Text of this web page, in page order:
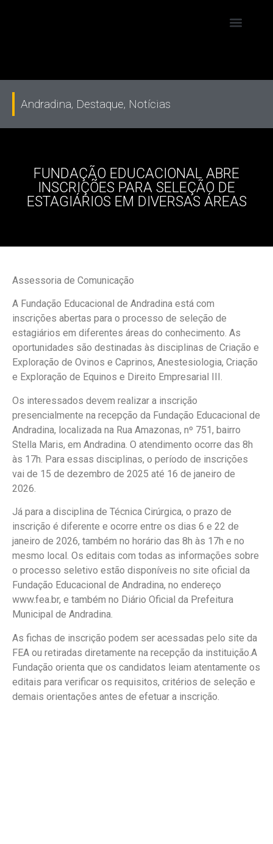
Andradina, Destaque, Notícias
FUNDAÇÃO EDUCACIONAL ABRE
INSCRIÇÕES PARA SELEÇÃO DE
ESTAGIÁRIOS EM DIVERSAS ÁREAS
Assessoria de Comunicação
A Fundação Educacional de Andradina está com
inscrições abertas para o processo de seleção de
estagiários em diferentes áreas do conhecimento. As
oportunidades são destinadas às disciplinas de Criação e
Exploração de Ovinos e Caprinos, Anestesiologia, Criação
e Exploração de Equinos e Direito Empresarial III.
Os interessados devem realizar a inscrição
presencialmente na recepção da Fundação Educacional de
Andradina, localizada na Rua Amazonas, nº 751, bairro
Stella Maris, em Andradina. O atendimento ocorre das 8h
às 17h. Para essas disciplinas, o período de inscrições
vai de 15 de dezembro de 2025 até 16 de janeiro de
2026.
Já para a disciplina de Técnica Cirúrgica, o prazo de
inscrição é diferente e ocorre entre os dias 6 e 22 de
janeiro de 2026, também no horário das 8h às 17h e no
mesmo local. Os editais com todas as informações sobre
o processo seletivo estão disponíveis no site oficial da
Fundação Educacional de Andradina, no endereço
www.fea.br, e também no Diário Oficial da Prefeitura
Municipal de Andradina.
As fichas de inscrição podem ser acessadas pelo site da
FEA ou retiradas diretamente na recepção da instituição.A
Fundação orienta que os candidatos leiam atentamente os
editais para verificar os requisitos, critérios de seleção e
demais orientações antes de efetuar a inscrição.